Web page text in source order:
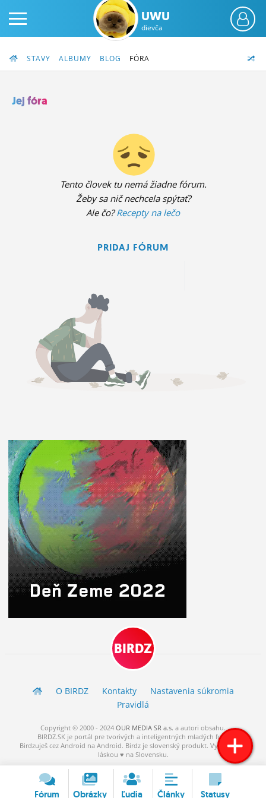
FÓRUM
STATUSY
MÔJ PROFIL
NASTAVENIA
ROLETA
UWU
dievča
STAVY ALBUMY BLOG FÓRA
Jej fóra
Tento človek tu nemá žiadne fórum.
Žeby sa nič nechcela spýtať?
Ale čo?Recepty na lečo
PRIDAJ FÓRUM
BIRDZ
O BIRDZ Kontakty
Nastavenia súkromia
Pravidlá
Copyright © 2000 - 2024 OUR MEDIA SR a.s. a autori obsahu.
BIRDZ.SK je portál pre tvorivých a inteligentných mladých ľudí.
Birdzuješ cez Android na Android. Birdz je slovenský produkt. Vytvorené s
láskou ♥ na Slovensku.
Fórum Obrázky Ľudia Články Statusy